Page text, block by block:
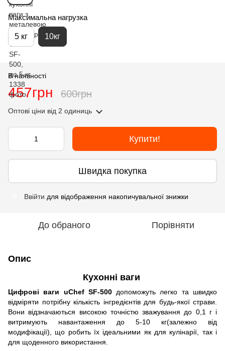
Максимальна нагрузка
5 кг 10кг
В наявності
457грн 600грн
Оптові ціни від 2 одиниць
Купити!
Швидка покупка
Ввійти для відображення накопичувальної знижки
До обраного Порівняти
Опис
Кухонні ваги
Цифрові ваги uChef SF-500допоможуть легко та швидко
відміряти потрібну кількість інгредієнтів для будь-якої страви.
Вони відзначаються високою точністю зважування до 0,1 г і
витримують навантаження до 5-10 кг(залежно від
модифікації), що робить їх ідеальними як для кулінарії, так і
для щоденного використання.